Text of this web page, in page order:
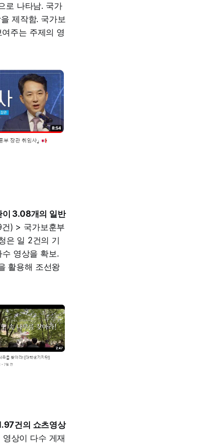
로 나타남. 국가
제작함. 국가보
주는 주제의 영
이 3.08개의 일반
) > 국가보훈부
은 일 2건의 기
영상을 확보.
활용해 조선왕
건의 쇼츠영상
상이 다수 게재